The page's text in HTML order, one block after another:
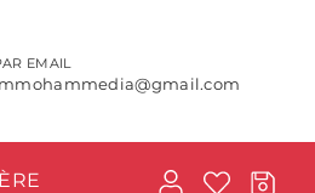
EMAIL